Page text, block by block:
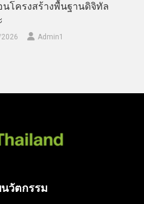
นโครงสร้างพื้นฐานดิจิทัล
Admin​1
วัตกรรม